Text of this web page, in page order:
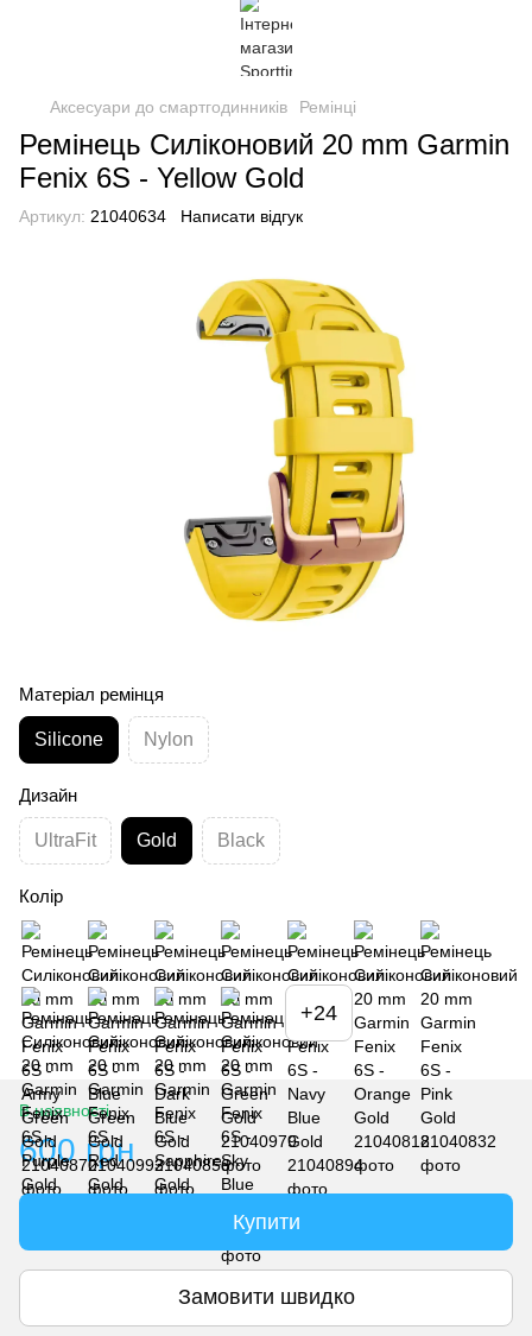
Аксесуари до смартгодинників Ремінці
Ремінець Силіконовий 20 mm Garmin
Fenix 6S - Yellow Gold
Артикул: 21040634 Написати відгук
Матеріал ремінця
Silicone Nylon
Дизайн
UltraFit Gold Black
Колір
+24
В наявності
600 грн
Купити
Замовити швидко